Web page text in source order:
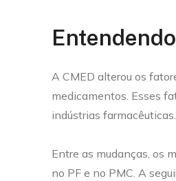
A CMED alterou os
medicamentos. Esses
indústrias farmacêuticas.
Entre as mudanças, os
no PF e no PMC. A